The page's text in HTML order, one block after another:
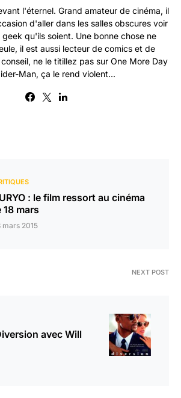
l'éternel. Grand amateur de cinéma, il
d'aller dans les salles obscures voir
geek qu'ils soient. Une bonne chose ne
il est aussi lecteur de comics et de
ne le titillez pas sur One More Day
Man, ça le rend violent...
: le film ressort au cinéma
18 mars
mars 2015
NEXT POST
avec Will